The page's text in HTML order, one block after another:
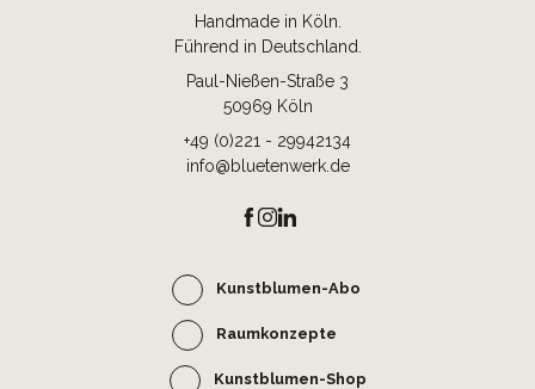
Handmade in Köln.
Führend in Deutschland.
Paul-Nießen-Straße 3
50969 Köln
+49 (0)221 - 29942134
info@bluetenwerk.de
Kunstblumen-Abo
Raumkonzepte
Kunstblumen-Shop